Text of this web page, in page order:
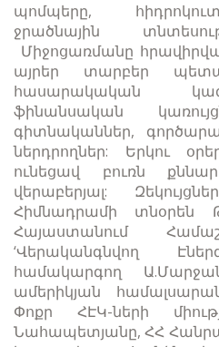
պոմպերը,
ջրածնային
Միջոցառմանը
այրեր տարբեր
հասարակական
ֆինանսական
գիտնականներ,
ներդրողներ: Երկու
ունեցավ բուռն
վերաբերյալ:
Հիմնադրամի տնօրեն
Հայաստանում
‘Վերականգնվող
համակարգող
ամերիկյան
Փոքր ՀԷԿ-ների
Նահապետյանը, ՀՀ